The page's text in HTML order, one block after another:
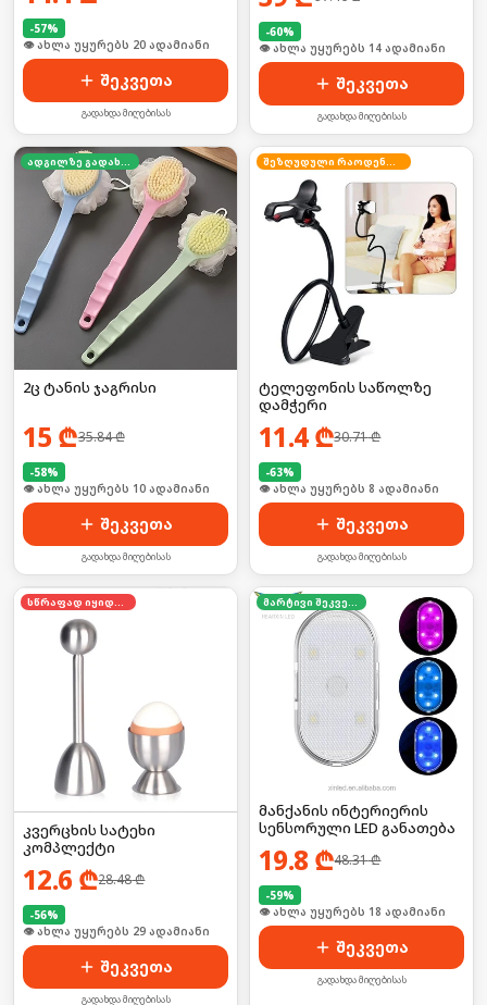
-57%
🛒 ბოლო 24სთ-ში იყიდა 26-მა
შეკვეთა
გადახდა მიღებისას
-60%
🛒 ბოლო 24სთ-ში იყიდა 18-მა
შეკვეთა
გადახდა მიღებისას
ადგილზე გადახდა
2ც ტანის ჯაგრისი
15 ₾35.84₾
-58%
🛒 ბოლო 24სთ-ში იყიდა 12-მა
შეკვეთა
გადახდა მიღებისას
შეზღუდული რაოდენობა
ტელეფონის საწოლზე
დამჭერი
11.4₾30.71₾
-63%
🛒 ბოლო 24სთ-ში იყიდა 9-მა
შეკვეთა
გადახდა მიღებისას
სწრაფად იყიდება
კვერცხის სატეხი
კომპლექტი
12.6 ₾28.48₾
-56%
🛒 ბოლო 24სთ-ში იყიდა 44-მა
შეკვეთა
გადახდა მიღებისას
მარტივი შეკვეთა
მანქანის ინტერიერის
სენსორული LED განათება
19.8 ₾48.31₾
-59%
🛒 ბოლო 24სთ-ში იყიდა 24-მა
შეკვეთა
გადახდა მიღებისას